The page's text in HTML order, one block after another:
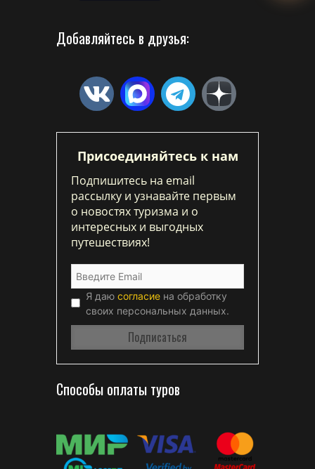
Добавляйтесь в друзья:
Присоединяйтесь к нам
Подпишитесь на email
рассылку и узнавайте первым
о новостях туризма и о
интересных и выгодных
путешествиях!
Я даю согласие на обработку
своих персональных данных.
Способы оплаты туров